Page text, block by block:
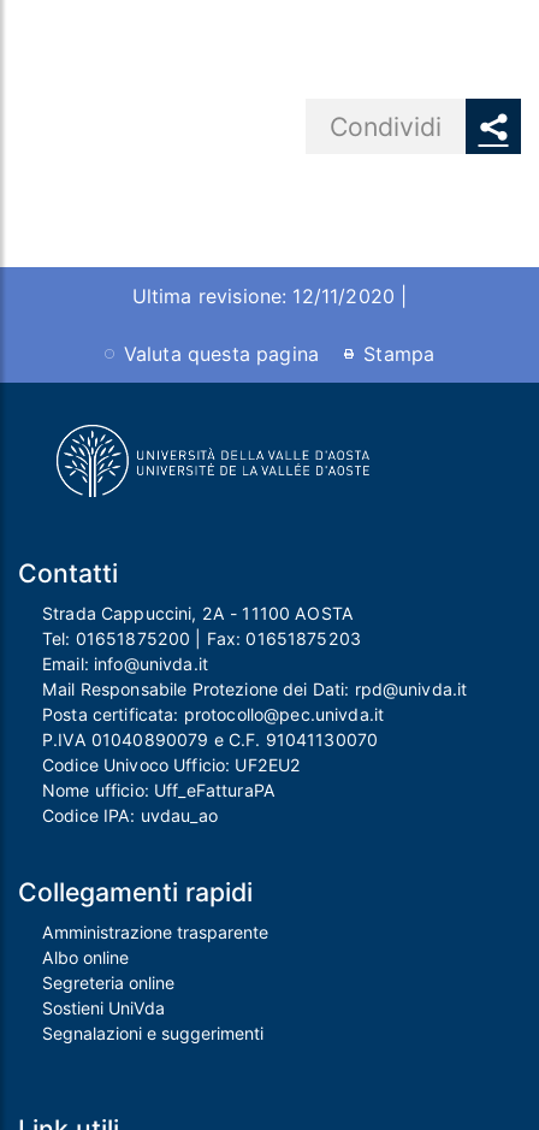
Condividi
Ultima revisione: 12/11/2020 |
Valuta questa pagina Stampa
Contatti
Strada Cappuccini, 2A - 11100 AOSTA
Tel: 01651875200 | Fax:01651875203
Email: info@univda.it
Mail Responsabile Protezione dei Dati: rpd@univda.it
Posta certificata: protocollo@pec.univda.it
P.IVA 01040890079 e C.F. 91041130070
Codice Univoco Ufficio: UF2EU2
Nome ufficio: Uff_eFatturaPA
Codice IPA: uvdau_ao
Collegamenti rapidi
Amministrazione trasparente
Albo online
Segreteria online
Sostieni UniVda
Segnalazioni e suggerimenti